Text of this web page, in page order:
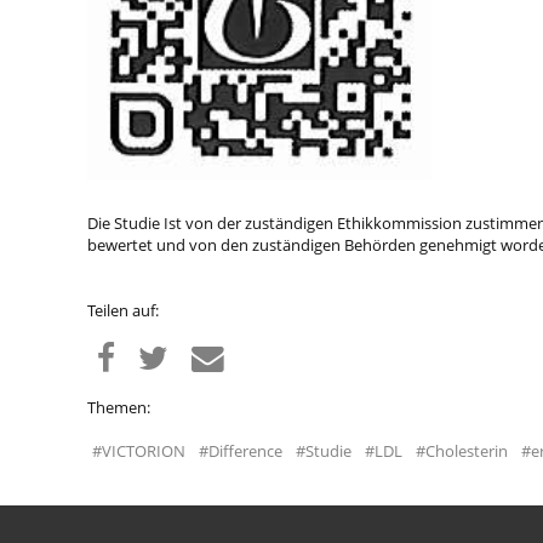
Die Studie Ist von der zuständigen Ethikkommission
bewertet und von den zuständigen Behörden genehmigt
Teilen auf:
Themen:
#VICTORION
#Difference #Studie #LDL #Cholesterin